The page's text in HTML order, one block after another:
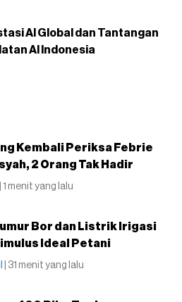
AI Global dan Tantangan
AI Indonesia
Kembali Periksa Febrie
2 Orang Tak Hadir
| 1 menit yang lalu
Bor dan Listrik Irigasi
Ideal Petani
| 31 menit yang lalu